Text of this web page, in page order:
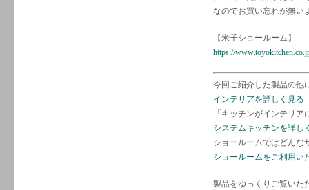
なのでお買い忘れが無い
【米子ショールーム】
https://
今回ご紹介した製品の他
インテリアを詳しく見
「キッチンがインテリ
システムキッチンを詳
ショールームではどんな
ショールームをご利用
製品をゆっくりご覧いた